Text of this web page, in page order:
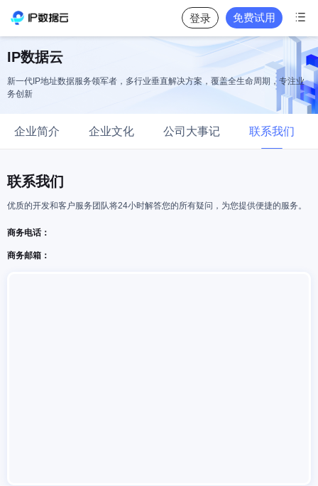
登录 免费试用 
IP数据云
新一代IP地址数据服务领军者，多行业垂直解决方案，覆盖全生命周期，专注业
务创新
企业简介 企业文化 公司大事记 联系我们
联系我们
优质的开发和客户服务团队将24小时解答您的所有疑问，为您提供便捷的服务。
商务电话：
商务邮箱：